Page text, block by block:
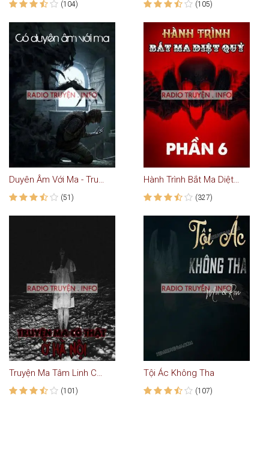
(104) (105)
Duyên Âm Với Ma - Truyện Kinh Dị
(51)
Hành Trình Bắt Ma Diệt Quỷ - Phần 6
(327)
Truyện Ma Tâm Linh Có Thật Ở Hà Nội
(101)
Tội Ác Không Tha
(107)